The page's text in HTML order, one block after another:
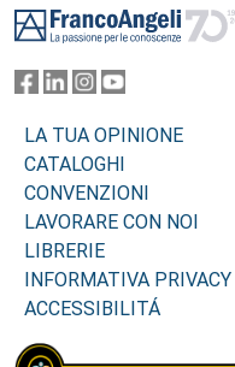
LA TUA OPINIONE
CATALOGHI
CONVENZIONI
LAVORARE CON NOI
LIBRERIE
INFORMATIVA PRIVACY
ACCESSIBILITÁ